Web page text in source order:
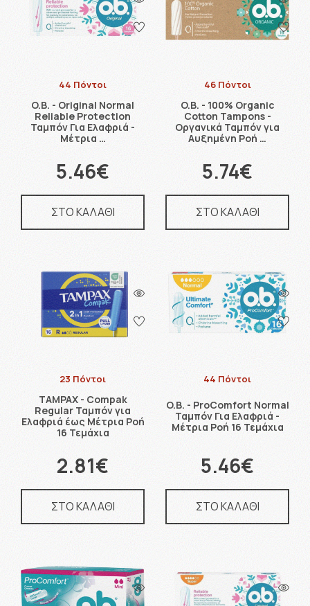
44 Πόντοι
O.B. - Original Normal
Reliable Protection
Ταμπόν Για Ελαφριά -
Μέτρια …
5.46€
ΣΤΟ ΚΑΛΑΘΙ
46 Πόντοι
O.B. - 100% Organic
Cotton Tampons -
Οργανικά Ταμπόν για
Αυξημένη Ροή …
5.74€
ΣΤΟ ΚΑΛΑΘΙ
23 Πόντοι
TAMPAX - Compak
Regular Ταμπόν για
Ελαφριά έως Μέτρια Ροή
16 Τεμάχια
2.81€
ΣΤΟ ΚΑΛΑΘΙ
44 Πόντοι
O.B. - ProComfort Normal
Ταμπόν Για Ελαφριά -
Μέτρια Ροή 16 Τεμάχια
5.46€
ΣΤΟ ΚΑΛΑΘΙ